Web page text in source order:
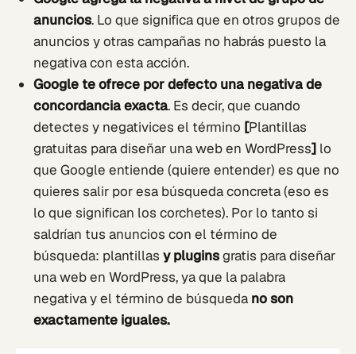
anuncios. Lo que significa que en otros grupos de
anuncios y otras campañas no habrás puesto la
negativa con esta acción.
Google te ofrece por defecto una negativa de
concordancia exacta. Es decir, que cuando
detectes y negativices el término [Plantillas
gratuitas para diseñar una web en WordPress] lo
que Google entiende (quiere entender) es que no
quieres salir por esa búsqueda concreta (eso es
lo que significan los corchetes). Por lo tanto si
saldrían tus anuncios con el término de
búsqueda: plantillas y pluginsgratis para diseñar
una web en WordPress, ya que la palabra
negativa y el término de búsqueda no son
exactamente iguales.